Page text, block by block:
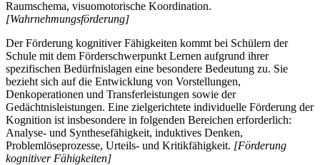
Raumschema, visuomotorische Koordination.
[Wahrnehmungsförderung]
Der Förderung kognitiver Fähigkeiten kommt bei Schülern der
Schule mit dem Förderschwerpunkt Lernen aufgrund ihrer
spezifischen Bedürfnislagen eine besondere Bedeutung zu. Sie
bezieht sich auf die Entwicklung von Vorstellungen,
Denkoperationen und Transferleistungen sowie der
Gedächtnisleistungen. Eine zielgerichtete individuelle Förderung der
Kognition ist insbesondere in folgenden Bereichen erforderlich:
Analyse- und Synthesefähigkeit, induktives Denken,
Problemlöseprozesse, Urteils- und Kritikfähigkeit. [Förderung
kognitiver Fähigkeiten]